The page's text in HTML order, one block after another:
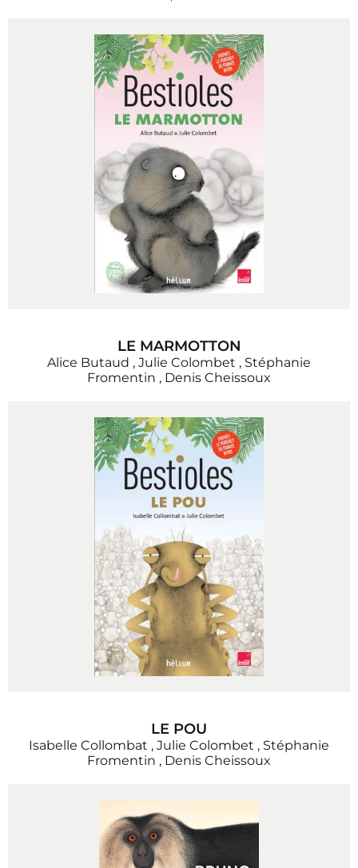
LE MARMOTTON
Alice Butaud , Julie Colombet , Stéphanie
Fromentin , Denis Cheissoux
LE POU
Isabelle Collombat , Julie Colombet , Stéphanie
Fromentin , Denis Cheissoux